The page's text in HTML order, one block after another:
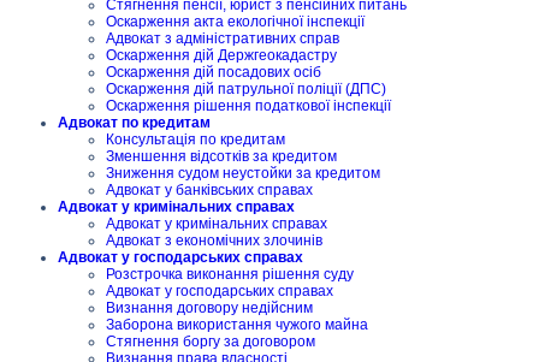
Стягнення пенсії, юрист з пенсійних питань
Оскарження акта екологічної інспекції
Адвокат з адміністративних справ
Оскарження дій Держгеокадастру
Оскарження дій посадових осіб
Оскарження дій патрульної поліції (ДПС)
Оскарження рішення податкової інспекції
Адвокат по кредитам
Консультація по кредитам
Зменшення відсотків за кредитом
Зниження судом неустойки за кредитом
Адвокат у банківських справах
Адвокат у кримінальних справах
Адвокат у кримінальних справах
Адвокат з економічних злочинів
Адвокат у господарських справах
Розстрочка виконання рішення суду
Адвокат у господарських справах
Визнання договору недійсним
Заборона використання чужого майна
Стягнення боргу за договором